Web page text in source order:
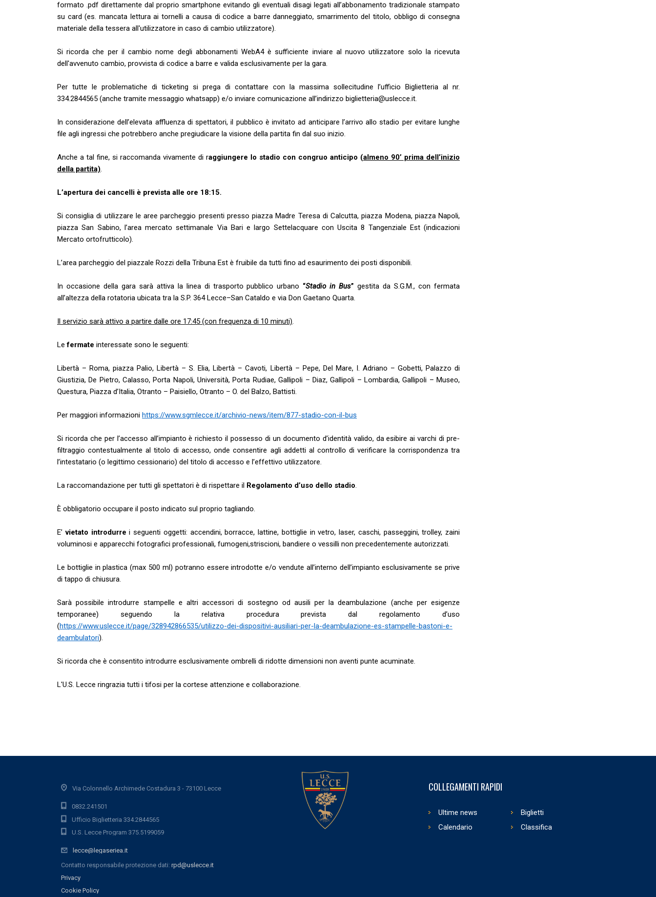
formato .pdf direttamente dal proprio smartphone evitando gli eventuali disagi legati all’abbonamento tradizionale stampato
su card (es. mancata lettura ai tornelli a causa di codice a barre danneggiato, smarrimento del titolo, obbligo di consegna
materiale della tessera all'utilizzatore in caso di cambio utilizzatore).
Si ricorda che per il cambio nome degli abbonamenti WebA4 è sufficiente inviare al nuovo utilizzatore solo la ricevuta
dell'avvenuto cambio, provvista di codice a barre e valida esclusivamente per la gara.
Per tutte le problematiche di ticketing si prega di contattare con la massima sollecitudine l’ufficio Biglietteria al nr.
334.2844565 (anche tramite messaggio whatsapp) e/o inviare comunicazione all’indirizzo biglietteria@uslecce.it.
In considerazione dell’elevata affluenza di spettatori, il pubblico è invitato ad anticipare l’arrivo allo stadio per evitare lunghe
file agli ingressi che potrebbero anche pregiudicare la visione della partita fin dal suo inizio.
Anche a tal fine, si raccomanda vivamente di raggiungere lo stadio con congruo anticipo (almeno 90’ prima dell’inizio
della partita).
L’apertura dei cancelli è prevista alle ore 18:15.
Si consiglia di utilizzare le aree parcheggio presenti presso piazza Madre Teresa di Calcutta, piazza Modena, piazza Napoli,
piazza San Sabino, l’area mercato settimanale Via Bari e largo Settelacquare con Uscita 8 Tangenziale Est (indicazioni
Mercato ortofrutticolo).
L’area parcheggio del piazzale Rozzi della Tribuna Est è fruibile da tutti fino ad esaurimento dei posti disponibili.
In occasione della gara sarà attiva la linea di trasporto pubblico urbano “Stadio in Bus” gestita da S.G.M., con fermata
all’altezza della rotatoria ubicata tra la S.P. 364 Lecce–San Cataldo e via Don Gaetano Quarta.
Il servizio sarà attivo a partire dalle ore 17:45 (con frequenza di 10 minuti).
Lefermate interessate sono le seguenti:
Libertà – Roma, piazza Palio, Libertà – S. Elia, Libertà – Cavoti, Libertà – Pepe, Del Mare, I. Adriano – Gobetti, Palazzo di
Giustizia, De Pietro, Calasso, Porta Napoli, Università, Porta Rudiae, Gallipoli – Diaz, Gallipoli – Lombardia, Gallipoli – Museo,
Questura, Piazza d’Italia, Otranto – Paisiello, Otranto – O. del Balzo, Battisti.
Per maggiori informazioni https://www.sgmlecce.it/archivio-news/item/877-stadio-con-il-bus
Si ricorda che per l’accesso all’impianto è richiesto il possesso di un documento d’identità valido, da esibire ai varchi di pre-
filtraggio contestualmente al titolo di accesso, onde consentire agli addetti al controllo di verificare la corrispondenza tra
l’intestatario (o legittimo cessionario) del titolo di accesso e l’effettivo utilizzatore.
La raccomandazione per tutti gli spettatori è di rispettare il Regolamento d’uso dello stadio.
È obbligatorio occupare il posto indicato sul proprio tagliando.
E’vietato introdurre i seguenti oggetti: accendini, borracce, lattine, bottiglie in vetro, laser, caschi, passeggini, trolley, zaini
voluminosi e apparecchi fotografici professionali, fumogeni,striscioni, bandiere o vessilli non precedentemente autorizzati.
Le bottiglie in plastica (max 500 ml) potranno essere introdotte e/o vendute all’interno dell’impianto esclusivamente se prive
di tappo di chiusura.
Sarà possibile introdurre stampelle e altri accessori di sostegno od ausili per la deambulazione (anche per esigenze
temporanee) seguendo la relativa procedura prevista dal regolamento d’uso
(https://www.uslecce.it/page/328942866535/utilizzo-dei-dispositivi-ausiliari-per-la-deambulazione-es-stampelle-bastoni-e-
deambulatori).
Si ricorda che è consentito introdurre esclusivamente ombrelli di ridotte dimensioni non aventi punte acuminate.
L'U.S. Lecce ringrazia tutti i tifosi per la cortese attenzione e collaborazione.
Via Colonnello Archimede Costadura 3 - 73100 Lecce
0832.241501
Ufficio Biglietteria 334.2844565
U.S. Lecce Program 375.5199059
lecce@legaseriea.it
Contatto responsabile protezione dati: rpd@uslecce.it
Privacy
Cookie Policy
COLLEGAMENTI RAPIDI
Ultime news
Biglietti
Calendario
Classifica